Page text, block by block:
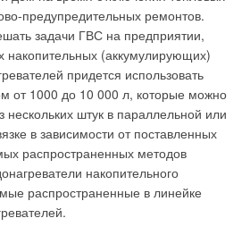
предупредительных ремонтов.
задачи ГВС на предприятии,
накопительных (аккумулирующих)
придется использовать
от 1000 до 10 000 л, которые можно
штук в параллельной или
в зависимости от поставленных
распространенных методов
накопительного
распространенные в линейке
похвастаться наличием в своем
термоблоков, не так уж и
решений по материалу, форме
отбирающего энергию у
перехода его в жидкое состояние,
в конструкции традиционных
о сравнительно юном
лишь компании с солидным
себе творческие метания.
дороговизна
[3]. На основании требований
производители выпускают
классов A, B и C (более точные
дороги и не пользуются
получили приборы с Ду 15
расход для класса A и B — 60
— 15 л/ч. При расходах, меньших
работают неустойчиво. При
чувствительности (который по
не более половины